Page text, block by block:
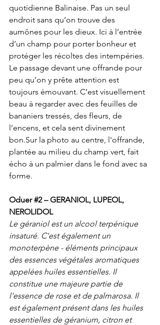
quotidienne Balinaise. Pas un seul
endroit sans qu’on trouve des
aumônes pour les dieux. Ici à l’entrée
d’un champ pour porter bonheur et
protéger les récoltes des intempéries.
Le passage devant une offrande pour
peu qu’on y prête attention est
toujours émouvant. C’est visuellement
beau à regarder avec des feuilles de
bananiers tressés, des fleurs, de
l’encens, et cela sent divinement
bon.Sur la photo au centre, l'offrande,
plantée au milieu du champ vert, fait
écho à un palmier dans le fond avec sa
forme.
Oduer #2 – GERANIOL, LUPEOL,
NEROLIDOL
Le géraniol est un alcool terpénique
insaturé. C'est également un
monoterpène - éléments principaux
des essences végétales aromatiques
appelées huiles essentielles. Il
constitue une majeure partie de
l'essence de rose et de palmarosa. Il
est également présent dans les huiles
essentielles de géranium, citron et